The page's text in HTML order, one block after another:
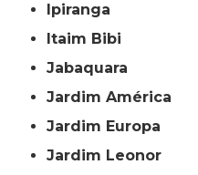
Ipiranga
Itaim Bibi
Jabaquara
Jardim América
Jardim Europa
Jardim Leonor